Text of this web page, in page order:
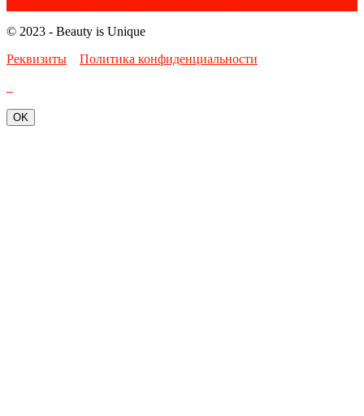
© 2023 - Beauty is Unique
Реквизиты
Политика конфиденциальности
OK